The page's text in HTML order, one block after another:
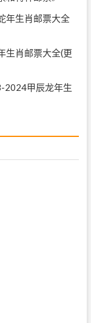
年生肖邮票大全
生肖邮票大全(更
2024甲辰龙年生